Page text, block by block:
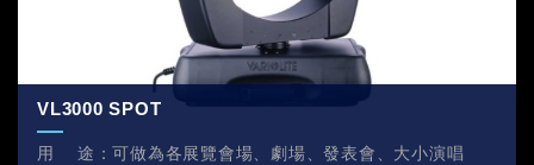
VL3000 SPOT
用 途：可做為各展覽會場、劇場、發表會、大小演唱